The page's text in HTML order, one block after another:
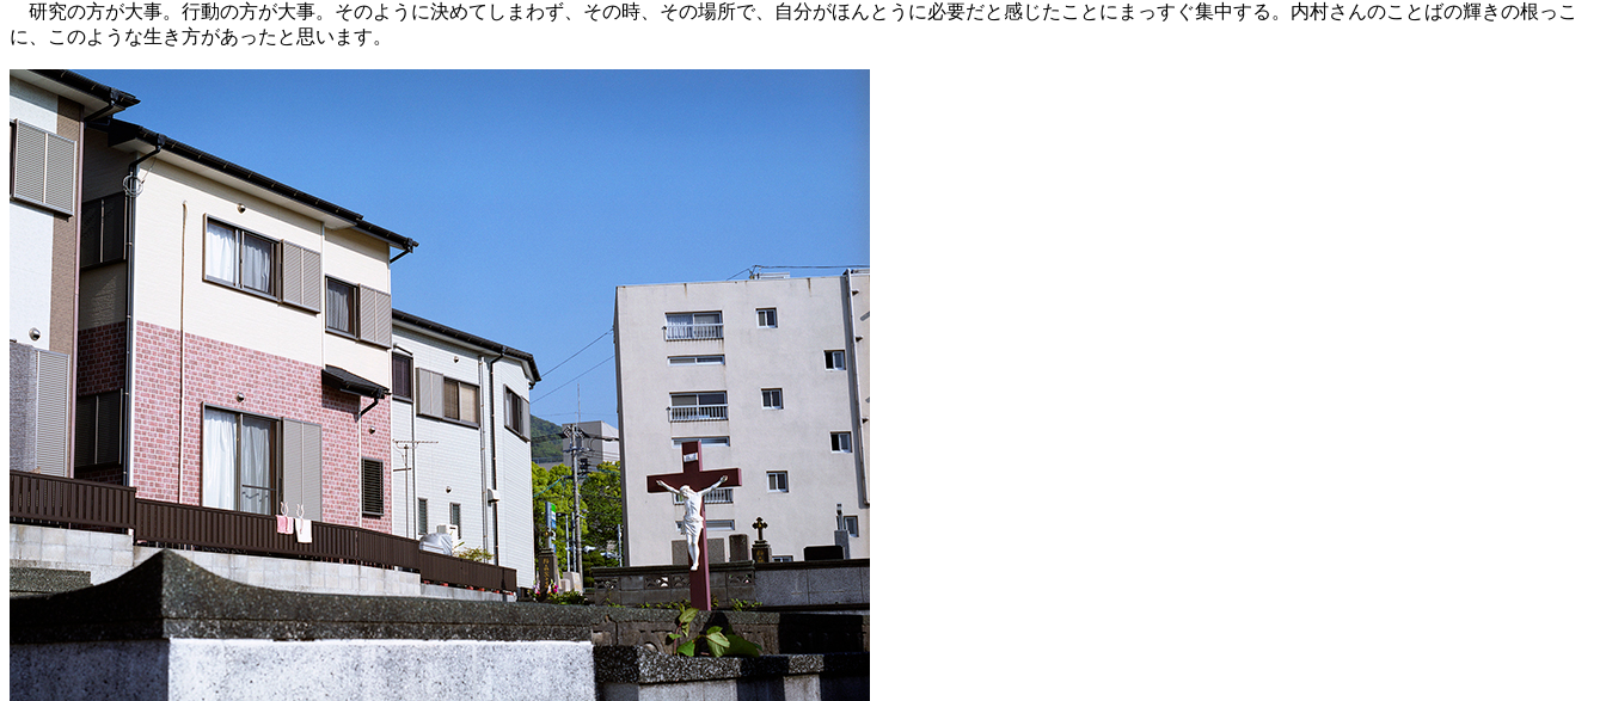
研究の方が大事。行動の方が大事。そのように決めてしまわず、その時、その場所で、自分がほんとうに必要だと感じたことにまっすぐ集中する。内村さんのことばの輝きの根っこ
に、このような生き方があったと思います。